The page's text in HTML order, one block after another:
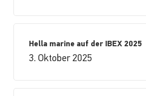
Hella marine auf der IBEX 2025
3. Oktober 2025